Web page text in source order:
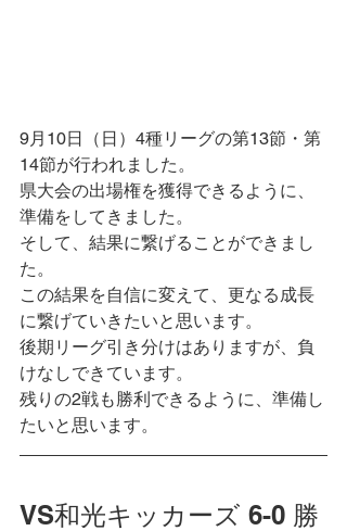
9月10日（日） 4種リーグの第13節・第
14節が行われました。
県大会の出場権を獲得できるように、
準備をしてきました。
そして、結果に繋げることができまし
た。
この結果を自信に変えて、更なる成長
に繋げていきたいと思います。
後期リーグ引き分けはありますが、負
けなしできています。
残りの2戦も勝利できるように、準備し
たいと思います。
VS和光キッカーズ 6-0 勝